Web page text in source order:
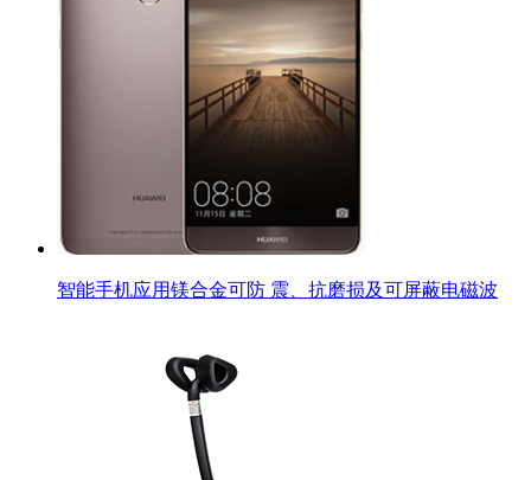
智能手机应用镁合金可防 震、抗磨损及可屏蔽电磁波